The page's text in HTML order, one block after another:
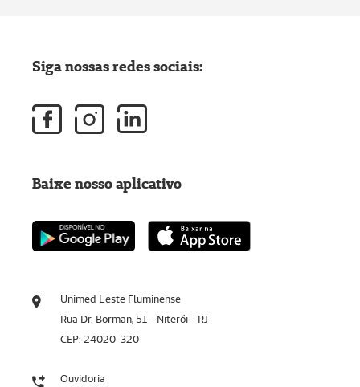
Unimed Leste Fluminense
Rua Dr. Borman, 51 - Niterói - RJ
CEP: 24020-320
Ouvidoria
Siga nossas redes sociais:
Baixe nosso aplicativo